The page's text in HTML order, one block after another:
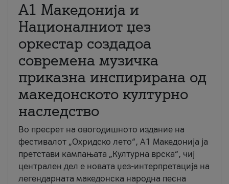
А1 Македонија и
Националниот џез
оркестар создадоа
современа музичка
приказна инспирирана од
македонското културно
наследство
Во пресрет на овогодишното издание на
фестивалот „Охридско лето“, А1 Македонија ја
претстави кампањата „Културна врска“, чиј
централен дел е новата џез-интерпретација на
легендарната македонска народна песна